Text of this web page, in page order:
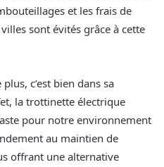
et les frais de
sont évités grâce à cette
c’est bien dans sa
la trottinette électrique
pour notre environnement
au maintien de
offrant une alternative